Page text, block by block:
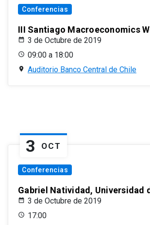
Conferencias
III Santiago Macroeconomics
3 de Octubre de 2019
09:00 a 18:00
Auditorio Banco Central de Chile
3 OCT
Conferencias
Gabriel Natividad, Universidad
3 de Octubre de 2019
17:00